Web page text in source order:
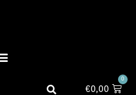
€0,00
0